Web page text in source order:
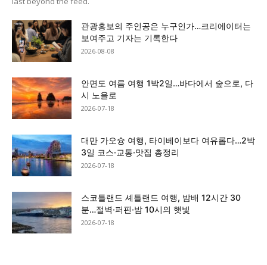
관광홍보의 주인공은 누구인가…크리에이터는
보여주고 기자는 기록한다
2026-08-08
안면도 여름 여행 1박2일…바다에서 숲으로, 다
시 노을로
2026-07-18
대만 가오슝 여행, 타이베이보다 여유롭다…2박
3일 코스·교통·맛집 총정리
2026-07-18
스코틀랜드 셰틀랜드 여행, 밤배 12시간 30
분…절벽·퍼핀·밤 10시의 햇빛
2026-07-18